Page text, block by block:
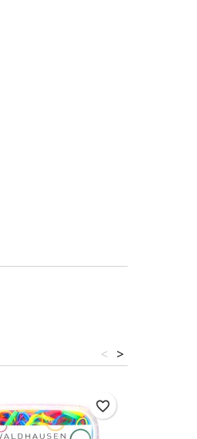
>
<
favorite_border